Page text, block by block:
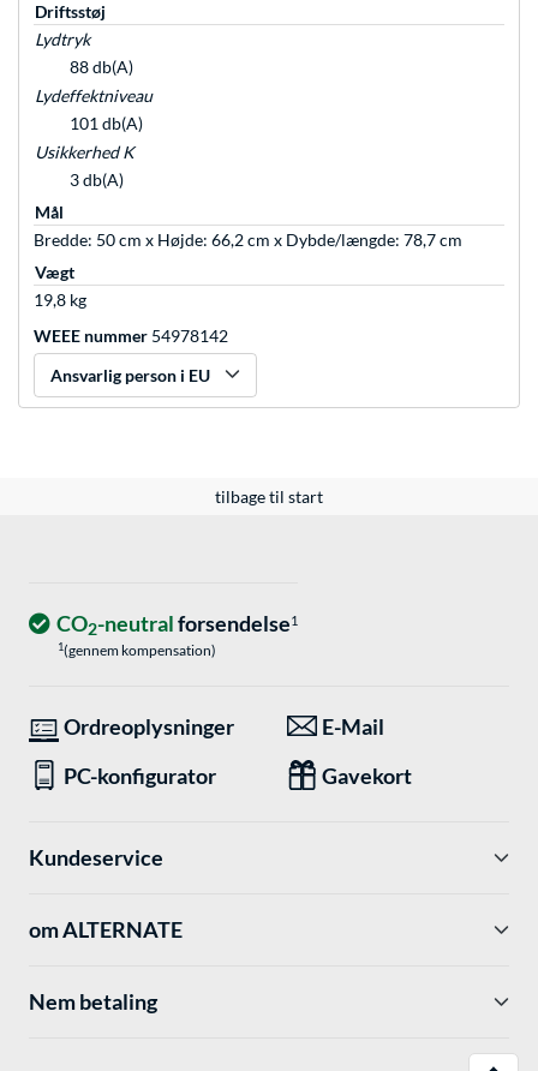
Driftsstøj
Lydtryk
88 db(A)
Lydeffektniveau
101 db(A)
Usikkerhed K
3 db(A)
Mål
Bredde: 50 cm x Højde: 66,2 cm x Dybde/længde: 78,7 cm
Vægt
19,8 kg
WEEE nummer 54978142
Ansvarlig person i EU
tilbage til start
CO2-neutralforsendelse1
1(gennem kompensation)
Ordreoplysninger
E-Mail
PC-konfigurator
Gavekort
Kundeservice
om ALTERNATE
Nem betaling